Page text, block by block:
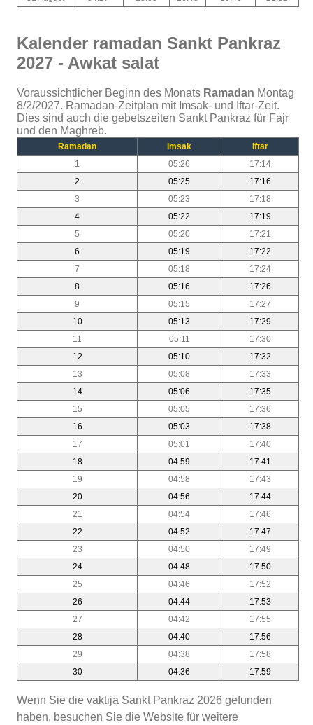
Kalender ramadan Sankt Pankraz
2027 - Awkat salat
Voraussichtlicher Beginn des Monats Ramadan Montag
8/2/2027. Ramadan-Zeitplan mit Imsak- und Iftar-Zeit.
Dies sind auch die gebetszeiten Sankt Pankraz für Fajr
und den Maghreb.
Ramadan Imsak
Iftar
1
05:26
17:14
2
05:25
17:16
3
05:23
17:18
4
05:22
17:19
5
05:20
17:21
6
05:19
17:22
7
05:18
17:24
8
05:16
17:26
9
05:15
17:27
10
05:13
17:29
11
05:11
17:30
12
05:10
17:32
13
05:08
17:33
14
05:06
17:35
15
05:05
17:36
16
05:03
17:38
17
05:01
17:40
18
04:59
17:41
19
04:58
17:43
20
04:56
17:44
21
04:54
17:46
22
04:52
17:47
23
04:50
17:49
24
04:48
17:50
25
04:46
17:52
26
04:44
17:53
27
04:42
17:55
28
04:40
17:56
29
04:38
17:58
30
04:36 17:59
Wenn Sie die vaktija Sankt Pankraz 2026 gefunden
haben, besuchen Sie die Website für weitere